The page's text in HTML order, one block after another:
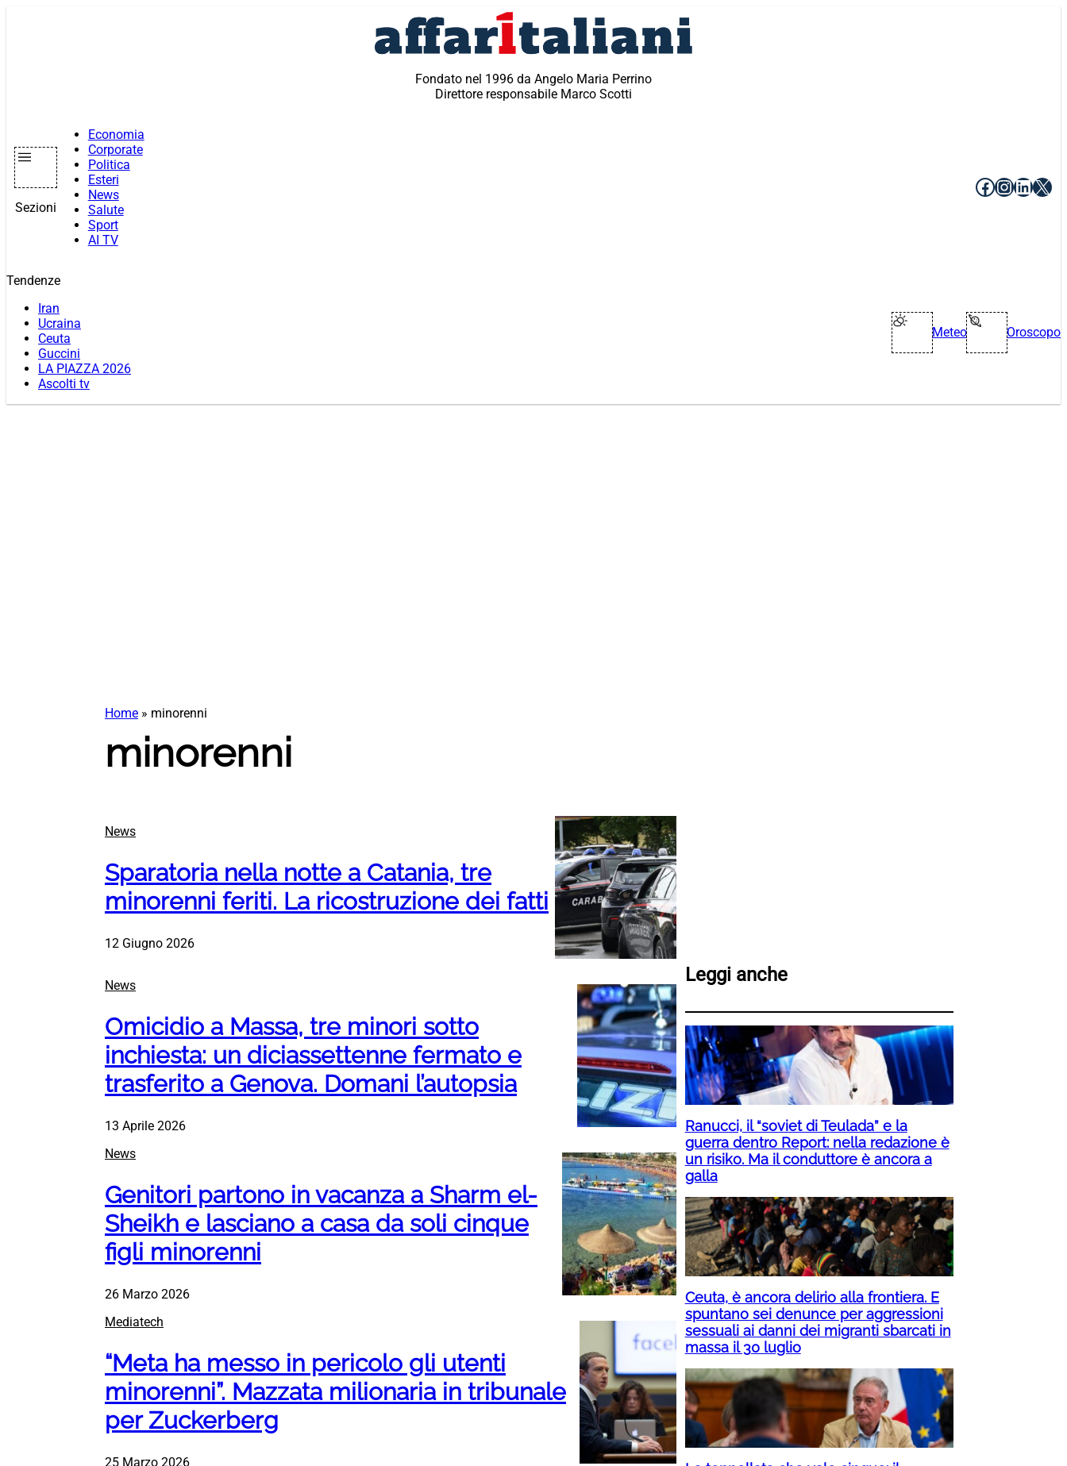
Fondato nel 1996 da Angelo Maria Perrino
Direttore responsabile Marco Scotti
Sezioni
Economia
Corporate
Politica
Esteri
News
Salute
Sport
AI TV
Facebook
X
Tendenze
Iran
Ucraina
Ceuta
Guccini
LA PIAZZA 2026
Ascolti tv
Meteo Oroscopo
Home » minorenni
minorenni
News
Sparatoria nella notte a Catania, tre
minorenni feriti. La ricostruzione dei fatti
12 Giugno 2026
News
Omicidio a Massa, tre minori sotto
inchiesta: un diciassettenne fermato e
trasferito a Genova. Domani l’autopsia
13 Aprile 2026
News
Genitori partono in vacanza a Sharm el-
Sheikh e lasciano a casa da soli cinque
figli minorenni
26 Marzo 2026
Mediatech
“Meta ha messo in pericolo gli utenti
minorenni”. Mazzata milionaria in tribunale
per Zuckerberg
25 Marzo 2026
Leggi anche
Ranucci, il “soviet di Teulada” e la
guerra dentro Report: nella redazione è
un risiko. Ma il conduttore è ancora a
galla
Ceuta, è ancora delirio alla frontiera. E
spuntano sei denunce per aggressioni
sessuali ai danni dei migranti sbarcati in
massa il 30 luglio